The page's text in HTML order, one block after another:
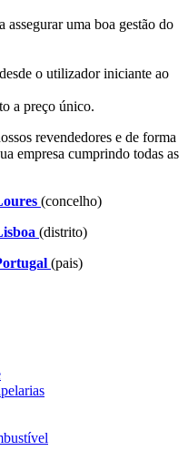
assegurar uma boa gestão do
o utilizador iniciante ao
a preço único.
revendedores e de forma
empresa cumprindo todas as
(concelho)
(distrito)
(pais)